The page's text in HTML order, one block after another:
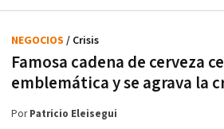
Famosa cadena de cerveza
emblemática y se agrava la
NEGOCIOS / Crisis
PorPatricio Eleisegui